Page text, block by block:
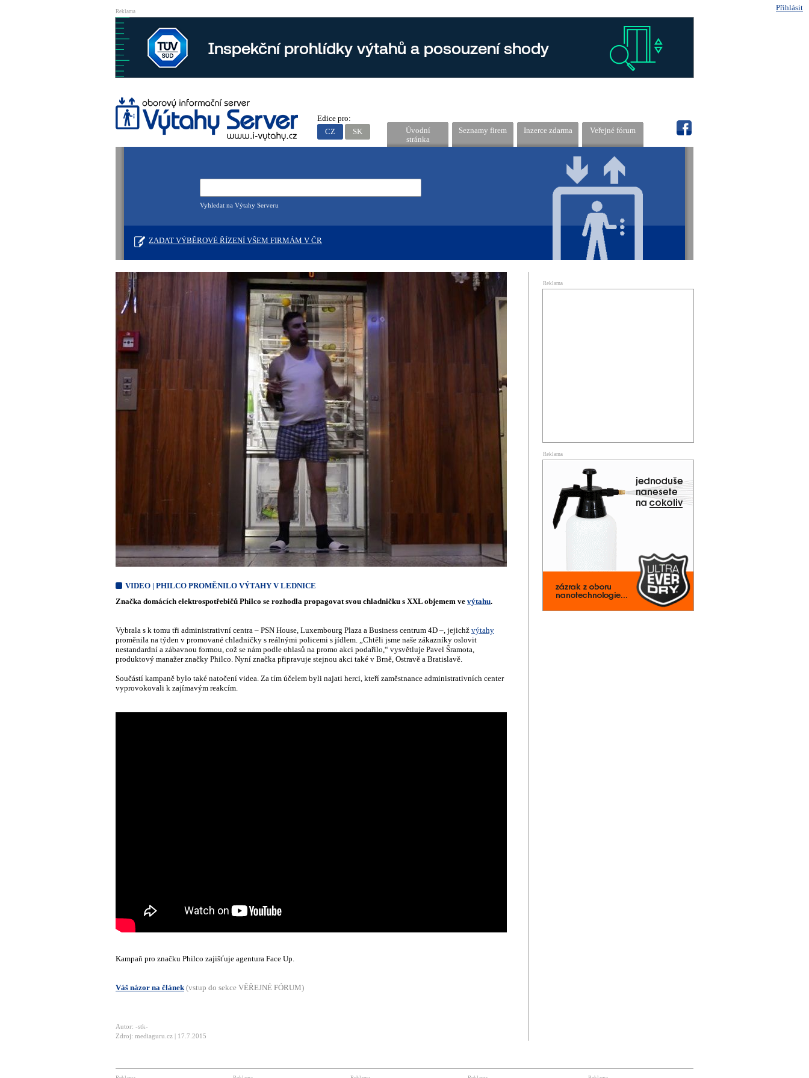
Přihlásit
Reklama
Úvodní
stránka
Seznamy firem Inzerce zdarma Veřejné fórum
Vyhledat na Výtahy Serveru
ZADAT VÝBĚROVÉ ŘÍZENÍ VŠEM FIRMÁM V ČR
Edice pro:
CZ
SK
VIDEO | PHILCO PROMĚNILO VÝTAHY V LEDNICE
Značka domácích elektrospotřebičů Philco se rozhodla propagovat svou chladničku s XXL objemem ve výtahu.
Vybrala s k tomu tři administrativní centra – PSN House, Luxembourg Plaza a Business centrum 4D –, jejichž výtahy
proměnila na týden v promované chladničky s reálnými policemi s jídlem. „Chtěli jsme naše zákazníky oslovit
nestandardní a zábavnou formou, což se nám podle ohlasů na promo akci podařilo,“ vysvětluje Pavel Šramota,
produktový manažer značky Philco. Nyní značka připravuje stejnou akci také v Brně, Ostravě a Bratislavě.
Součástí kampaně bylo také natočení videa. Za tím účelem byli najati herci, kteří zaměstnance administrativních center
vyprovokovali k zajímavým reakcím.
Kampaň pro značku Philco zajišťuje agentura Face Up.
Váš názor na článek (vstup do sekce VĚŘEJNÉ FÓRUM)
Autor: -stk-
Zdroj: mediaguru.cz | 17.7.2015
Reklama
Reklama